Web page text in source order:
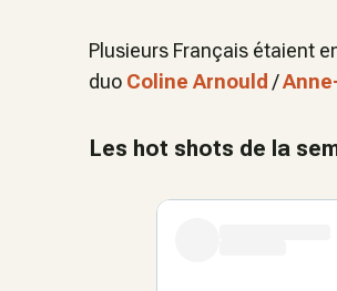
Plusieurs Français étaient
duo Coline Arnould /
Les hot shots de la